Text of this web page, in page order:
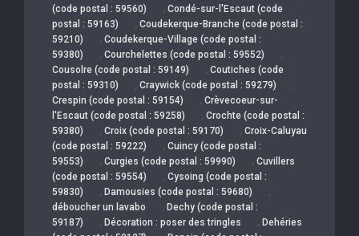
(code postal : 59560)
, Condé-sur-l'Escaut (code
postal : 59163)
, Coudekerque-Branche (code postal :
59210)
, Coudekerque-Village (code postal :
59380)
, Courchelettes (code postal : 59552) ,
Cousolre (code postal : 59149) , Coutiches (code
postal : 59310)
, Craywick (code postal : 59279) ,
Crespin (code postal : 59154) , Crèvecoeur-sur-
l'Escaut (code postal : 59258)
, Crochte (code postal :
59380)
, Croix (code postal : 59170) , Croix-Caluyau
(code postal : 59222)
, Cuincy (code postal :
59553)
, Curgies (code postal : 59990) , Cuvillers
(code postal : 59554)
, Cysoing (code postal :
59830)
, Damousies (code postal : 59680) ,
déboucher un lavabo , Dechy (code postal :
59187)
, Décoration : poser des tringles , Dehéries